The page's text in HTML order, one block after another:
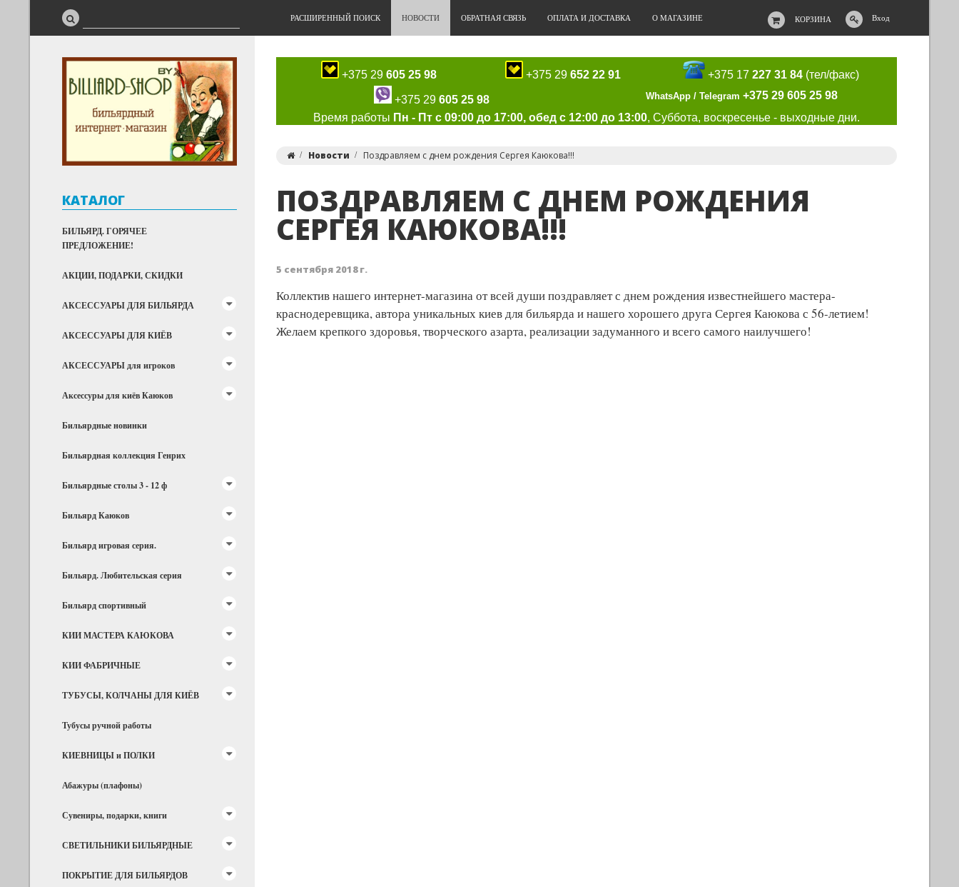
КОРЗИНА Вход
РАСШИРЕННЫЙ ПОИСК НОВОСТИ ОБРАТНАЯ СВЯЗЬ ОПЛАТА И ДОСТАВКА О МАГАЗИНЕ
КАТАЛОГ
БИЛЬЯРД. ГОРЯЧЕЕ
ПРЕДЛОЖЕНИЕ!
АКЦИИ, ПОДАРКИ, СКИДКИ
АКСЕССУАРЫ ДЛЯ БИЛЬЯРДА
АКСЕССУАРЫ ДЛЯ КИЁВ
АКСЕССУАРЫ для игроков
Аксессуры для киёв Каюков
Бильярдные новинки
Бильярдная коллекция Генрих
Бильярдные столы 3 - 12 ф
Бильярд Каюков
Бильярд игровая серия.
Бильярд. Любительская серия
Бильярд спортивный
КИИ МАСТЕРА КАЮКОВА
КИИ ФАБРИЧНЫЕ
ТУБУСЫ, КОЛЧАНЫ ДЛЯ КИЁВ
Тубусы ручной работы
КИЕВНИЦЫ и ПОЛКИ
Абажуры (плафоны)
Сувениры, подарки, книги
СВЕТИЛЬНИКИ БИЛЬЯРДНЫЕ
ПОКРЫТИЕ ДЛЯ БИЛЬЯРДОВ
+375 29 605 25 98 +375 29 652 22 91 +375 17227 31 84 (тел/факс)
+375 29 605 25 98 WhatsApp / Telegram +375 29 605 25 98
Время работы Пн - Пт с 09:00 до 17:00, обед с 12:00 до 13:00, Суббота, воскресенье - выходные дни.
Новости Поздравляем с днем рождения Сергея Каюкова!!!
ПОЗДРАВЛЯЕМ С ДНЕМ РОЖДЕНИЯ
СЕРГЕЯ КАЮКОВА!!!
5 сентября 2018 г.
Коллектив нашего интернет-магазина от всей души поздравляет с днем рождения известнейшего мастера-
краснодеревщика, автора уникальных киев для бильярда и нашего хорошего друга Сергея Каюкова с 56-летием!
Желаем крепкого здоровья, творческого азарта, реализации задуманного и всего самого наилучшего!